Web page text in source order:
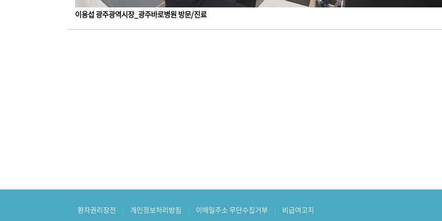
이용섭 광주광역시장_광주바로병원 방문/진료
환자권리장전 | 개인정보처리방침 | 이메일주소 무단수집거부 | 비급여고지